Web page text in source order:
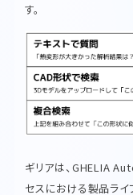
す。
ギリアは、GHELIA
セスにおける製品ライ